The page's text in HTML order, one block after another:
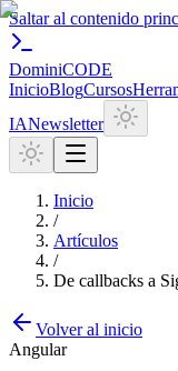
Saltar al contenido
DominiCODE
InicioBlogCursos
IANewsletter
Inicio
/
Artículos
/
De callbacks a
Volver al inicio
Angular